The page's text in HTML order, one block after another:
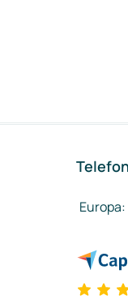
Europa: